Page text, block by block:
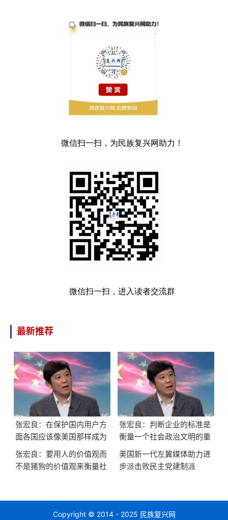
微信扫一扫，为民族复兴网助力！
微信扫一扫，进入读者交流群
最新推荐
张宏良：在保护国内用户方
面各国应该像美国那样成为
全世界的延安
张宏良：判断企业的标准是
衡量一个社会政治文明的重
要标志
张宏良：要用人的价值观而
不是猪狗的价值观来衡量社
美国新一代左翼媒体助力进
步派击败民主党建制派
Copyright © 2014 - 2025 民族复兴网